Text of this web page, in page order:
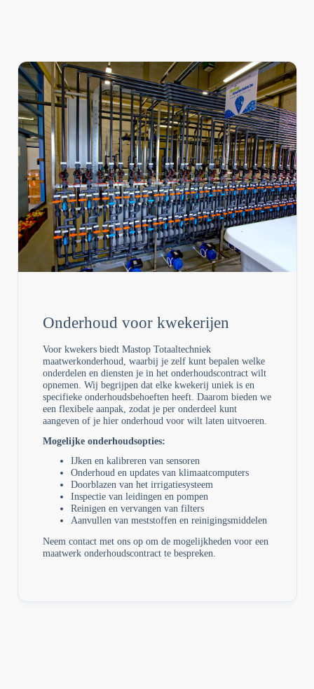
Onderhoud voor kwekerijen
Voor kwekers biedt Mastop Totaaltechniek
maatwerkonderhoud, waarbij je zelf kunt bepalen welke
onderdelen en diensten je in het onderhoudscontract wilt
opnemen. Wij begrijpen dat elke kwekerij uniek is en
specifieke onderhoudsbehoeften heeft. Daarom bieden we
een flexibele aanpak, zodat je per onderdeel kunt
aangeven of je hier onderhoud voor wilt laten uitvoeren.
Mogelijke onderhoudsopties:
IJken en kalibreren van sensoren
Onderhoud en updates van klimaatcomputers
Doorblazen van het irrigatiesysteem
Inspectie van leidingen en pompen
Reinigen en vervangen van filters
Aanvullen van meststoffen en reinigingsmiddelen
Neem contact met ons op om de mogelijkheden voor een
maatwerk onderhoudscontract te bespreken.